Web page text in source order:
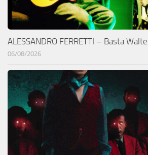
ALESSANDRO FERRETTI – Basta
06/08/2026